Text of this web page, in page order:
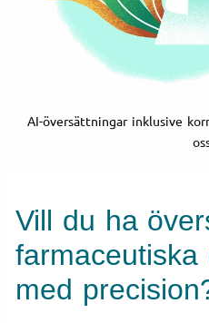
AI-översättningar inklusive
Vill du ha
farmaceutiska
med